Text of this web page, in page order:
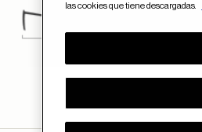
las cookies que tiene descargadas.